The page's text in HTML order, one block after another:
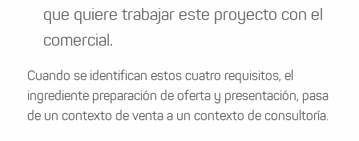
que quiere trabajar este proyecto con el
comercial.
Cuando se identifican estos cuatro requisitos, el
ingrediente preparación de oferta y presentación, pasa
de un contexto de venta a un contexto de consultoría.